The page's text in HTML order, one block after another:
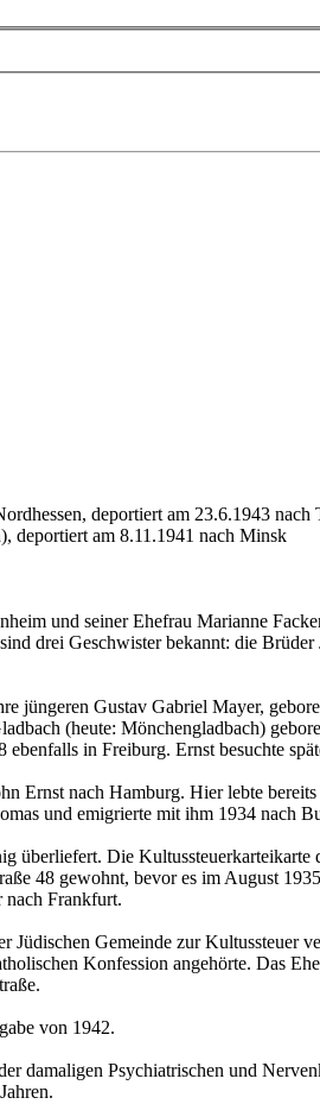
deportiert am 23.6.1943 nach
deportiert am 8.11.1941 nach Minsk
und seiner Ehefrau Marianne
drei Geschwister bekannt: die
jüngeren Gustav Gabriel Mayer,
(heute: Mönchengladbach)
in Freiburg. Ernst besuchte
Ernst nach Hamburg. Hier lebte
und emigrierte mit ihm 1934 nach
überliefert. Die
48 gewohnt, bevor es im August
nach Frankfurt.
Gemeinde zur Kultussteuer
Konfession angehörte. Das
von 1942.
damaligen Psychiatrischen und